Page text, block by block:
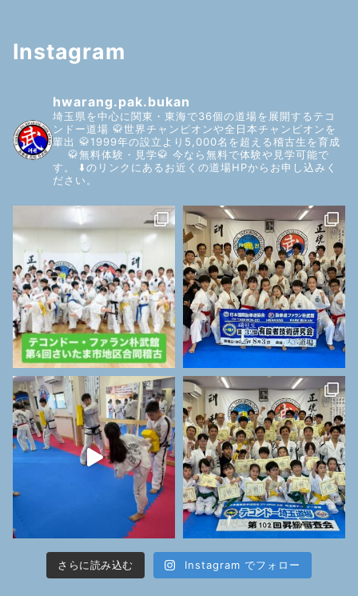
Instagram
hwarang.pak.bukan
埼玉県を中心に関東・東海で36個の道場を展開するテコ
ンドー道場 🥋世界チャンピオンや全日本チャンピオンを
輩出 🥋1999年の設立より5,000名を超える稽古生を育成
🥋無料体験・見学🥋 今なら無料で体験や見学可能で
す。
⬇️のリンクにあるお近くの道場HPからお申し込みく
ださい。
さらに読み込む Instagram でフォロー